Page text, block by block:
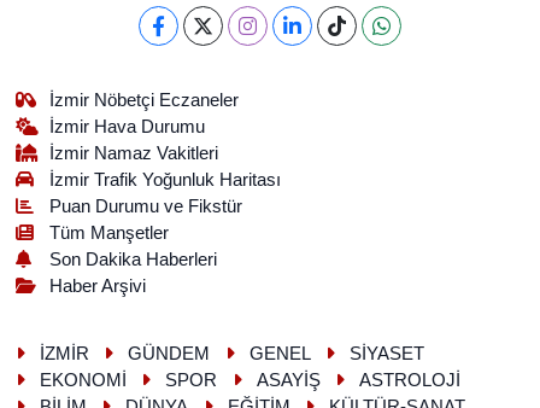
İzmir Nöbetçi Eczaneler
İzmir Hava Durumu
İzmir Namaz Vakitleri
İzmir Trafik Yoğunluk Haritası
Puan Durumu ve Fikstür
Tüm Manşetler
Son Dakika Haberleri
Haber Arşivi
İZMİR GÜNDEM GENEL
SİYASET
EKONOMİ
SPOR ASAYİŞ
ASTROLOJİ